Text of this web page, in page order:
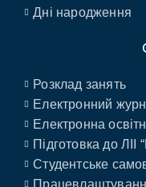
Дні народження
Розклад занять
Електронний
Електронна
Підготовка до ЛІІ
Студентське